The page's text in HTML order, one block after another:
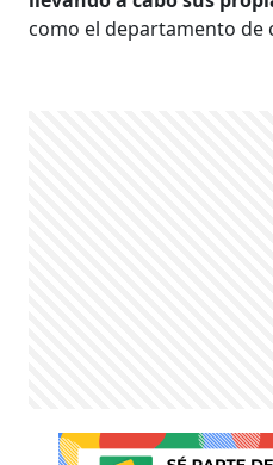
como el departamento de